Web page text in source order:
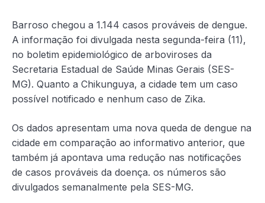
Barroso chegou a 1.144 casos prováveis de dengue.
A informação foi divulgada nesta segunda-feira (11),
no boletim epidemiológico de arboviroses da
Secretaria Estadual de Saúde Minas Gerais (SES-
MG). Quanto a Chikunguya, a cidade tem um caso
possível notificado e nenhum caso de Zika.
Os dados apresentam uma nova queda de dengue na
cidade em comparação ao informativo anterior, que
também já apontava uma redução nas notificações
de casos prováveis da doença. os números são
divulgados semanalmente pela SES-MG.